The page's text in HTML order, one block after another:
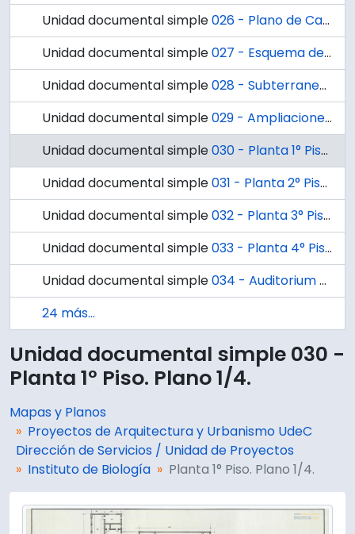
Unidad documental simple026 - Plano de Calefacción Central, Laboratorios de Fisiología y Algas del Instituto de Biología. D112.
Unidad documental simple027 - Esquema de Subidas. D115
Unidad documental simple028 - Subterraneo. D116.
Unidad documental simple029 - Ampliaciones 2° Piso.
Unidad documental simple030 - Planta 1° Piso. Plano 1/4.
Unidad documental simple031 - Planta 2° Piso. Plano 2/4.
Unidad documental simple032 - Planta 3° Piso. Plano 3/4.
Unidad documental simple033 - Planta 4° Piso. Plano 4/4.
Unidad documental simple034 - Auditorium Escalera Acceso. Planta y Corte, Lámina 1/3.
24 más...
Unidad documental simple 030 -
Planta 1° Piso. Plano 1/4.
Mapas y Planos
Proyectos de Arquitectura y Urbanismo UdeC
Dirección de Servicios / Unidad de Proyectos
Instituto de Biología
Planta 1° Piso. Plano 1/4.